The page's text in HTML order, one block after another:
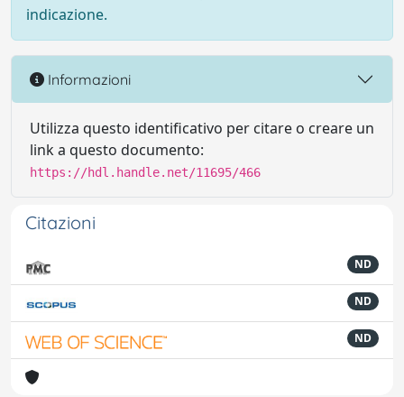
indicazione.
Informazioni
Utilizza questo identificativo per citare o creare un
link a questo documento:
https://hdl.handle.net/11695/466
Citazioni
ND
ND
ND